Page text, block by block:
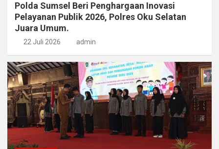
Polda Sumsel Beri Penghargaan Inovasi
Pelayanan Publik 2026, Polres Oku Selatan
Juara Umum.
22 Juli 2026 admin